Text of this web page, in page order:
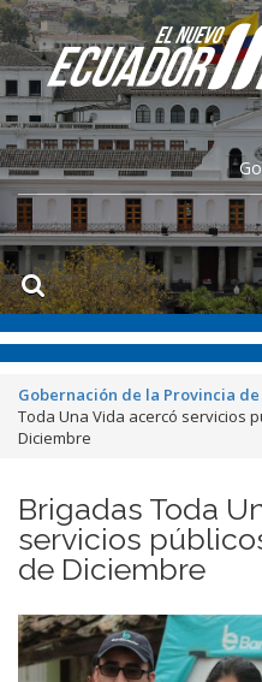
Gobernación de la Provincia de
Toda Una Vida acercó servicios
Diciembre
Brigadas Toda
servicios
de Diciembre